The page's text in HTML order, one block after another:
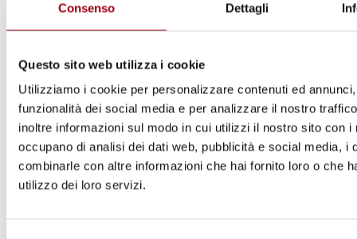
Consenso Dettagli
Questo sito web utilizza i cookie
Utilizziamo i cookie per personalizzare contenuti ed
funzionalità dei social media e per analizzare il nostro
inoltre informazioni sul modo in cui utilizzi il nostro sito con i
occupano di analisi dei dati web, pubblicità e social media, i
combinarle con altre informazioni che hai fornito loro o che
utilizzo dei loro servizi.
Giornata internazionale contro le
discriminazioni razziali
Settimana d’azione contro il razzismo:
edizione 2019
Giornata internazionale contro le
discriminazioni razziali
Settimana d’azione contro il razzismo: